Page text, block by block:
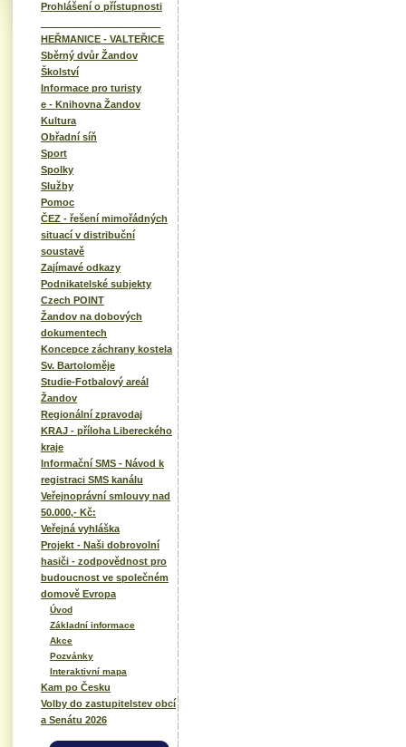
Prohlášení o přístupnosti
HEŘMANICE - VALTEŘICE
Sběrný dvůr Žandov
Školství
Informace pro turisty
e - Knihovna Žandov
Kultura
Obřadní síň
Sport
Spolky
Služby
Pomoc
ČEZ - řešení mimořádných
situací v distribuční
soustavě
Zajímavé odkazy
Podnikatelské subjekty
Czech POINT
Žandov na dobových
dokumentech
Koncepce záchrany kostela
Sv. Bartoloměje
Studie-Fotbalový areál
Žandov
Regionální zpravodaj
KRAJ - příloha Libereckého
kraje
Informační SMS - Návod k
registraci SMS kanálu
Veřejnoprávní smlouvy nad
50.000,- Kč:
Veřejná vyhláška
Projekt - Naši dobrovolní
hasiči - zodpovědnost pro
budoucnost ve společném
domově Evropa
Úvod
Základní informace
Akce
Pozvánky
Interaktivní mapa
Kam po Česku
Volby do zastupitelstev obcí
a Senátu 2026